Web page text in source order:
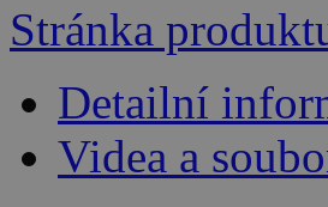
Stránka
Detailní
Videa a